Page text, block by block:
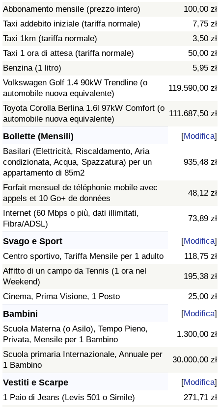
Abbonamento mensile (prezzo intero)
100,00 zł
Taxi addebito iniziale (tariffa normale)
7,75 zł
Taxi 1km (tariffa normale)
3,50 zł
Taxi 1 ora di attesa (tariffa normale)
50,00 zł
Benzina (1 litro)
5,95 zł
Volkswagen Golf 1.4 90kW Trendline (o
automobile nuova equivalente)
119.590,00 zł
Toyota Corolla Berlina 1.6l 97kW Comfort (o
automobile nuova equivalente)
111.687,50 zł
Bollette (Mensili) [Modifica]
Basilari (Elettricità, Riscaldamento, Aria
condizionata, Acqua, Spazzatura) per un
appartamento di 85m2
935,48 zł
Forfait mensuel de téléphonie mobile avec
appels et 10 Go+ de données
48,12 zł
Internet (60 Mbps o più, dati illimitati,
Fibra/ADSL)
73,89 zł
Svago e Sport [Modifica]
Centro sportivo, Tariffa Mensile per 1 adulto
118,75 zł
Affitto di un campo da Tennis (1 ora nel
Weekend)
195,38 zł
Cinema, Prima Visione, 1 Posto 25,00 zł
Bambini [Modifica]
Scuola Materna (o Asilo), Tempo Pieno,
Privata, Mensile per 1 Bambino
1.300,00 zł
Scuola primaria Internazionale, Annuale per
1 Bambino
30.000,00 zł
Vestiti e Scarpe [Modifica]
1 Paio di Jeans (Levis 501 o Simile)
271,71 zł